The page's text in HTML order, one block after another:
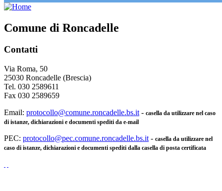
Comune di Roncadelle
Contatti
Via Roma, 50
25030 Roncadelle (Brescia)
Tel. 030 2589611
Fax 030 2589659
Email: protocollo@comune.roncadelle.bs.it - casella da utilizzare nel caso
di istanze, dichiarazioni e documenti spediti da e-mail
PEC: protocollo@pec.comune.roncadelle.bs.it - casella da utilizzare nel
caso di istanze, dichiarazioni e documenti spediti dalla casella di posta certificata